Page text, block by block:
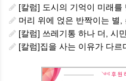
[칼럼] 도시의 기억이 미래를 만든다…
머리 위에 얹은 반짝이는 별,
[칼럼] 쓰레기통 하나 더, 시
[칼럼]집을 사는 이유가 다르다: 뉴질